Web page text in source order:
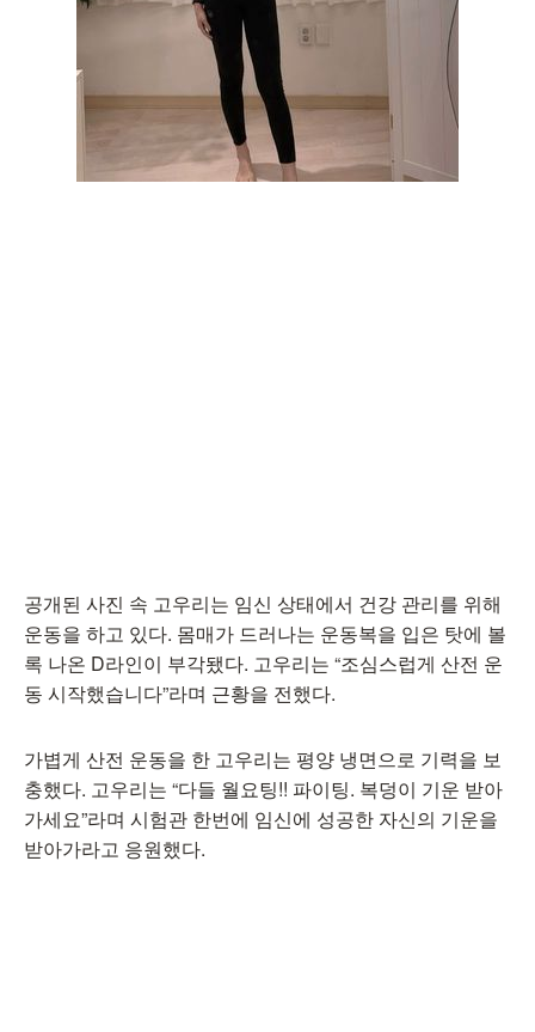
공개된 사진 속 고우리는 임신 상태에서 건강 관리를 위해
운동을 하고 있다. 몸매가 드러나는 운동복을 입은 탓에 볼
록 나온 D라인이 부각됐다. 고우리는 “조심스럽게 산전 운
동 시작했습니다”라며 근황을 전했다.
가볍게 산전 운동을 한 고우리는 평양 냉면으로 기력을 보
충했다. 고우리는 “다들 월요팅!! 파이팅. 복덩이 기운 받아
가세요”라며 시험관 한번에 임신에 성공한 자신의 기운을
받아가라고 응원했다.